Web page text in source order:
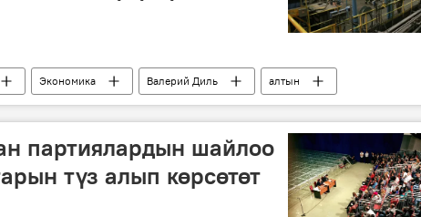
Экономика Валерий Диль
алтын
рынок
партиялардын шайлоо
түз алып көрсөтөт